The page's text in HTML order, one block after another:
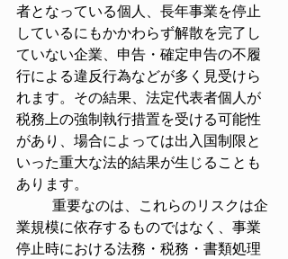
者となっている個人、長年事業を停止
しているにもかかわらず解散を完了し
ていない企業、申告・確定申告の不履
行による違反行為などが多く見受けら
れます。その結果、法定代表者個人が
税務上の強制執行措置を受ける可能性
があり、場合によっては出入国制限と
いった重大な法的結果が生じることも
あります。
業規模に依存するものではなく、事業
停止時における法務・税務・書類処理